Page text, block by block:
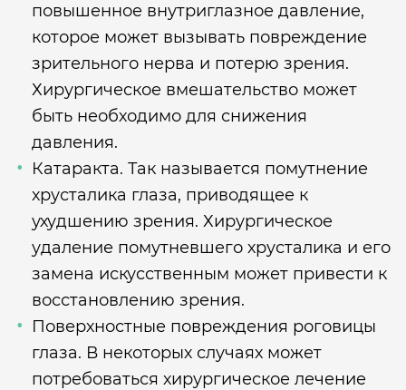
повышенное внутриглазное давление,
которое может вызывать повреждение
зрительного нерва и потерю зрения.
Хирургическое вмешательство может
быть необходимо для снижения
давления.
Катаракта. Так называется помутнение
хрусталика глаза, приводящее к
ухудшению зрения. Хирургическое
удаление помутневшего хрусталика и его
замена искусственным может привести к
восстановлению зрения.
Поверхностные повреждения роговицы
глаза. В некоторых случаях может
потребоваться хирургическое лечение